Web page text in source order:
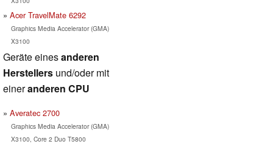
Acer TravelMate 6292
Graphics Media Accelerator (GMA)
X3100
Geräte einesanderen
Herstellers und/oder mit
eineranderen CPU
Averatec 2700
Graphics Media Accelerator (GMA)
X3100, Core 2 Duo T5800